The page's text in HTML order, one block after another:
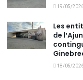
19/05/
Les
de
18/05/